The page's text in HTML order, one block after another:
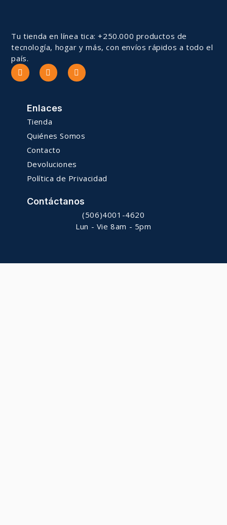
Tu tienda en línea tica: +250.000 productos de
tecnología, hogar y más, con envíos rápidos a todo el
país.
Enlaces
Tienda
Quiénes Somos
Contacto
Devoluciones
Política de Privacidad
Contáctanos
(506)4001-4620
Lun - Vie 8am - 5pm